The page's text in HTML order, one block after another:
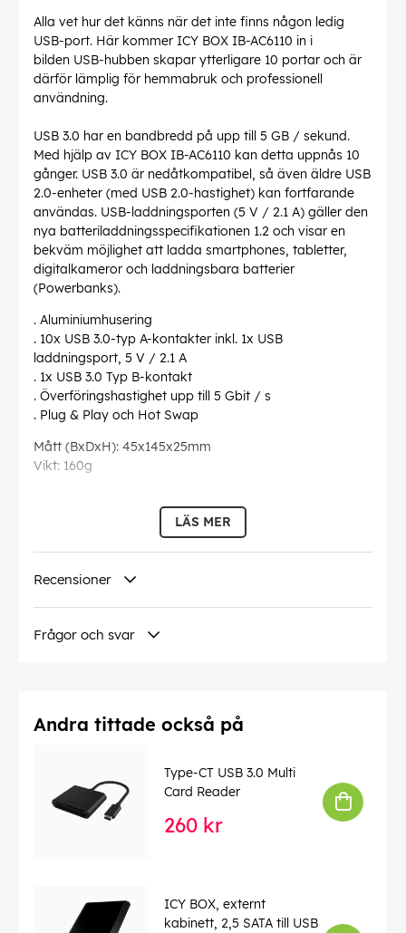
Alla vet hur det känns när det inte finns någon ledig
USB-port. Här kommer ICY BOX IB-AC6110 in i
bilden USB-hubben skapar ytterligare 10 portar och är
därför lämplig för hemmabruk och professionell
användning.
USB 3.0 har en bandbredd på upp till 5 GB / sekund.
Med hjälp av ICY BOX IB-AC6110 kan detta uppnås 10
gånger. USB 3.0 är nedåtkompatibel, så även äldre USB
2.0-enheter (med USB 2.0-hastighet) kan fortfarande
användas. USB-laddningsporten (5 V / 2.1 A) gäller den
nya batteriladdningsspecifikationen 1.2 och visar en
bekväm möjlighet att ladda smartphones, tabletter,
digitalkameror och laddningsbara batterier
(Powerbanks).
. Aluminiumhusering
. 10x USB 3.0-typ A-kontakter inkl. 1x USB
laddningsport, 5 V / 2.1 A
. 1x USB 3.0 Typ B-kontakt
. Överföringshastighet upp till 5 Gbit / s
. Plug & Play och Hot Swap
Mått (BxDxH): 45x145x25mm
Vikt: 160g
4250078160441
LÄS MER
Recensioner
Frågor och svar
Andra tittade också på
Type-CT USB 3.0 Multi
Card Reader
260 kr
ICY BOX, externt
kabinett, 2,5 SATA till USB